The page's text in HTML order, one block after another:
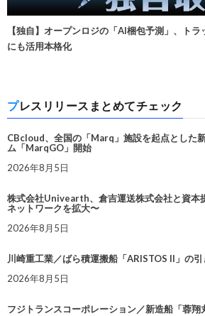
【独自】オープンロジの「AI梱包予測」、ト
にも活用本格化
プレスリリースまとめてチェック
CBcloud、全国の「Marq」施設を起点とした
ム「MarqGO」開始
2026年8月5日
株式会社Univearth、倉吉運送株式会社と資本
ネットワークを拡大〜
2026年8月5日
川崎重工業／ばら積運搬船「ARISTOS II」の引
2026年8月5日
フジトランスコーポレーション／新造船「蓉翔